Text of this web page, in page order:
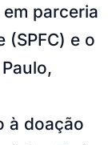
parceria
(SPFC) e o
à doação